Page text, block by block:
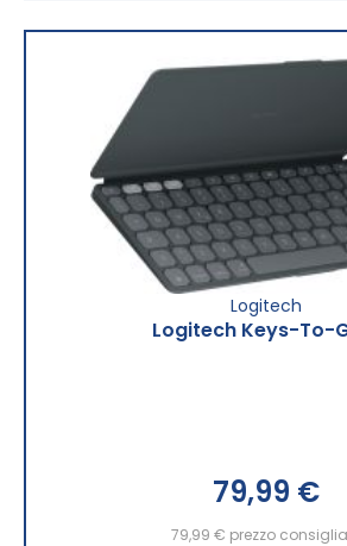
Logitech
Logitech Keys-To-
79,99 €
79,99 € prezzo